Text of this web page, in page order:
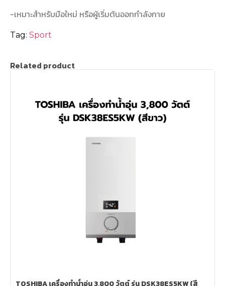
-เหมาะสำหรับมือใหม่ หรือผู้เริ่มต้นออกกำลังกาย
Tag: Sport
Related product
TOSHIBA เครื่องทำน้ำอุ่น 3,800 วัตต์ รุ่น DSK38ES5KW (สี